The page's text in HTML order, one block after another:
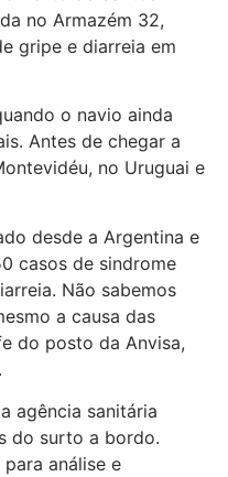
no Armazém 32,
gripe e diarreia em
o navio ainda
Antes de chegar a
no Uruguai e
desde a Argentina e
casos de sindrome
Não sabemos
a causa das
do posto da Anvisa,
agência sanitária
do surto a bordo.
análise e